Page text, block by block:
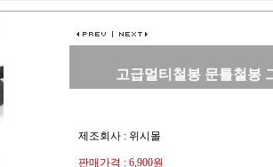
고급멀티철봉 문틀철봉
제조회사 : 위시몰
판매가격 : 6,900원